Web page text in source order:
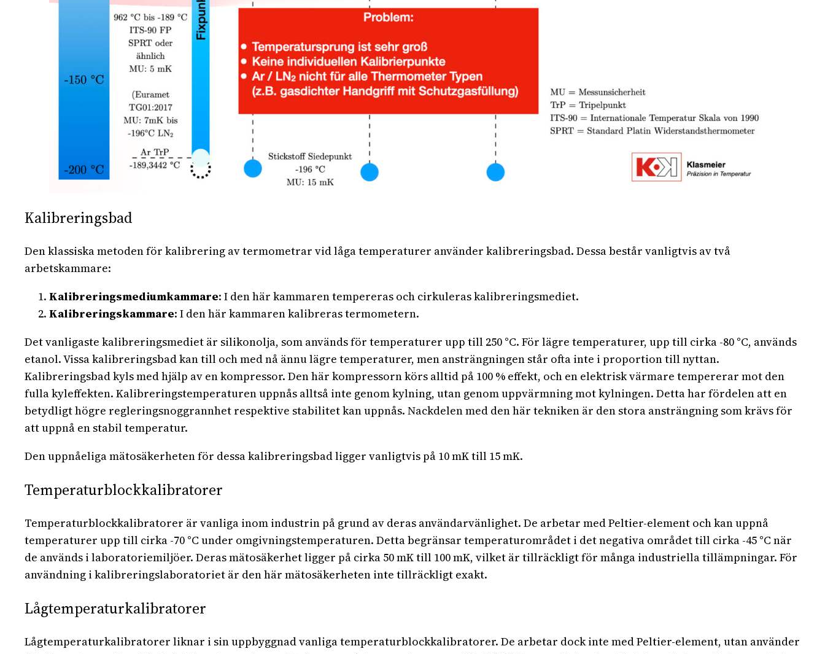
Kalibreringsbad
Den klassiska metoden för kalibrering av termometrar vid låga temperaturer använder kalibreringsbad. Dessa består vanligtvis av två
arbetskammare:
Kalibreringsmediumkammare: I den här kammaren tempereras och cirkuleras kalibreringsmediet.
Kalibreringskammare: I den här kammaren kalibreras termometern.
Det vanligaste kalibreringsmediet är silikonolja, som används för temperaturer upp till 250 °C. För lägre temperaturer, upp till cirka -80 °C, används
etanol. Vissa kalibreringsbad kan till och med nå ännu lägre temperaturer, men ansträngningen står ofta inte i proportion till nyttan.
Kalibreringsbad kyls med hjälp av en kompressor. Den här kompressorn körs alltid på 100 % effekt, och en elektrisk värmare tempererar mot den
fulla kyleffekten. Kalibreringstemperaturen uppnås alltså inte genom kylning, utan genom uppvärmning mot kylningen. Detta har fördelen att en
betydligt högre regleringsnoggrannhet respektive stabilitet kan uppnås. Nackdelen med den här tekniken är den stora ansträngning som krävs för
att uppnå en stabil temperatur.
Den uppnåeliga mätosäkerheten för dessa kalibreringsbad ligger vanligtvis på 10 mK till 15 mK.
Temperaturblockkalibratorer
Temperaturblockkalibratorer är vanliga inom industrin på grund av deras användarvänlighet. De arbetar med Peltier-element och kan uppnå
temperaturer upp till cirka -70 °C under omgivningstemperaturen. Detta begränsar temperaturområdet i det negativa området till cirka -45 °C när
de används i laboratoriemiljöer. Deras mätosäkerhet ligger på cirka 50 mK till 100 mK, vilket är tillräckligt för många industriella tillämpningar. För
användning i kalibreringslaboratoriet är den här mätosäkerheten inte tillräckligt exakt.
Lågtemperaturkalibratorer
Lågtemperaturkalibratorer liknar i sin uppbyggnad vanliga temperaturblockkalibratorer. De arbetar dock inte med Peltier-element, utan använder